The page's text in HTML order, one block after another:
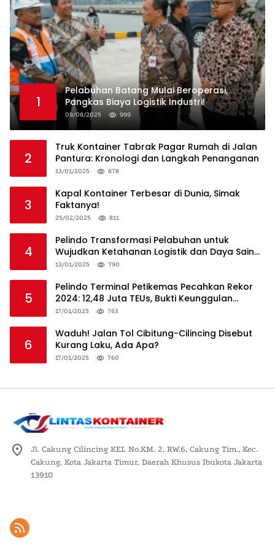
1
Pelabuhan Batang Mulai Beroperasi,
Pangkas Biaya Logistik Industri!
09/08/2025 999
2
Truk Kontainer Tabrak Pagar Rumah di Jalan
Pantura: Kronologi dan Langkah Penanganan
13/01/2025 878
3
Kapal Kontainer Terbesar di Dunia, Simak
Faktanya!
25/02/2025 811
4
Pelindo Transformasi Pelabuhan untuk
Wujudkan Ketahanan Logistik dan Daya Saing
Global
13/01/2025 790
5
Pelindo Terminal Petikemas Pecahkan Rekor
2024: 12,48 Juta TEUs, Bukti Keunggulan
Logistik Nasional
17/01/2025 763
6
Waduh! Jalan Tol Cibitung-Cilincing Disebut
Kurang Laku, Ada Apa?
17/01/2025 760
Jl. Cakung Cilincing KEL No.KM. 2, RW.6, Cakung Tim., Kec.
Cakung, Kota Jakarta Timur, Daerah Khusus Ibukota Jakarta
13910